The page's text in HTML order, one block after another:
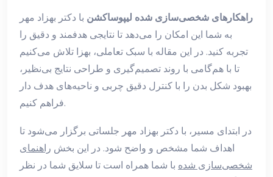
راهکارهای شخصی‌سازی شده لیپوساکشن با دکتر بهزاد مهر
به شما این امکان را می‌دهد تا نتایجی هدفمند و دقیق را
تجربه کنید. در این مقاله با سبک تعاملی، بهزا تلاش می‌کنیم
تا با هم‌گامی با روند تصمیم‌گیری و طراحی نتایج بی‌نظیر،
بهبود شکل بدن را با كنترل دقیق چربی و ناحیه‌های هدف دار
فراهم کنیم.
در ابتدای مسیر، با دکتر بهزاد مهر جلساتی برگزار می‌شود تا
اهداف شما مشخص و واضح شود. در این بخش راهنمای
شخصی‌سازی شده با شما همراه است تا سلایق شما در نظر